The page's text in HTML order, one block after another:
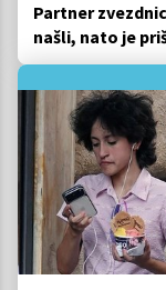
Partner
našli, nato je